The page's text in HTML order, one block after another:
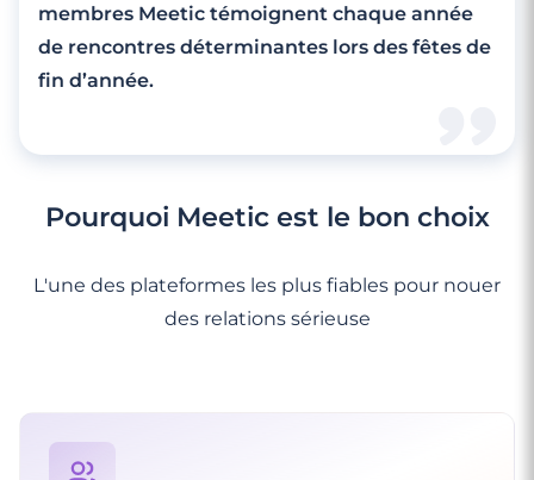
membres Meetic témoignent chaque année
de rencontres déterminantes lors des fêtes de
fin d’année.
Pourquoi Meetic est le bon choix
L'une des plateformes les plus fiables pour nouer
des relations sérieuse